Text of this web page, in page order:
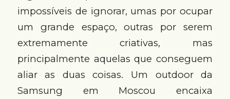
impossíveis de ignorar, umas por ocupar
um grande espaço, outras por serem
extremamente criativas, mas
principalmente aquelas que conseguem
aliar as duas coisas. Um outdoor da
Samsung em Moscou encaixa